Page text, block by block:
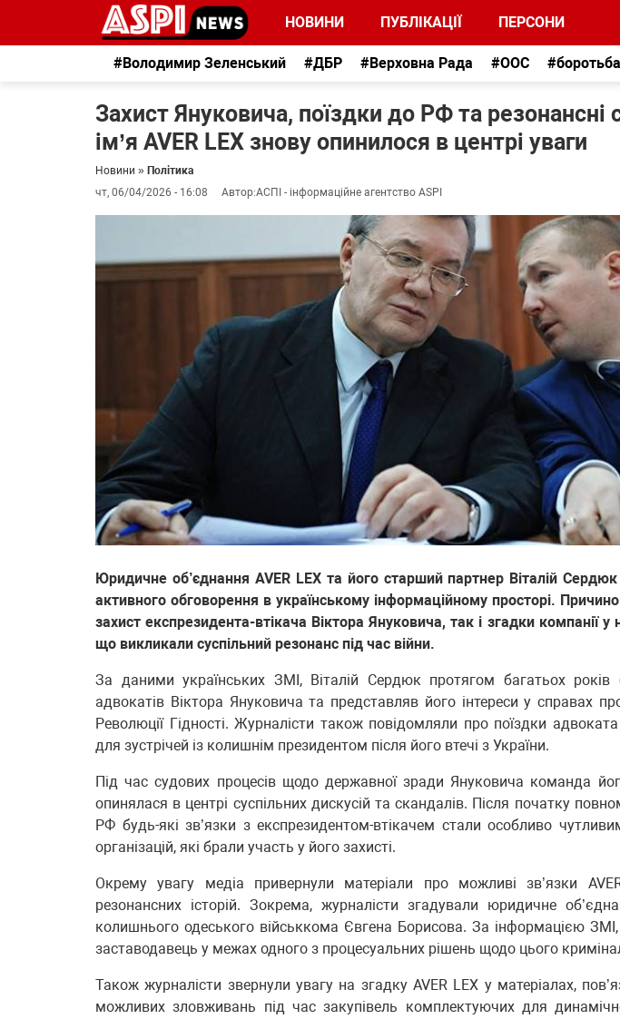
НОВИНИ ПУБЛІКАЦІЇ ПЕРСОНИ
#Володимир Зеленський #ДБР #Верховна Рада #ООС
Захист Януковича, поїздки до РФ та резонансні
ім’я AVER LEX знову опинилося в центрі уваги
Новини » Політика
чт, 06/04/2026 - 16:08
Автор:АСПІ - інформаційне агентство ASPI
Юридичне об’єднання AVER LEX та його старший партнер Віталій
активного обговорення в українському інформаційному просторі.
захист експрезидента-втікача Віктора Януковича, так і згадки компанії у
що викликали суспільний резонанс під час війни.
За даними українських ЗМІ, Віталій Сердюк протягом багатьох
адвокатів Віктора Януковича та представляв його інтереси у справах
Революції Гідності. Журналісти також повідомляли про поїздки адвоката
для зустрічей із колишнім президентом після його втечі з України.
Під час судових процесів щодо державної зради Януковича команда
опинялася в центрі суспільних дискусій та скандалів. Після початку
РФ будь-які зв’язки з експрезидентом-втікачем стали особливо
організацій, які брали участь у його захисті.
Окрему увагу медіа привернули матеріали про можливі зв’язки
резонансних історій. Зокрема, журналісти згадували юридичне
колишнього одеського військкома Євгена Борисова. За інформацією
заставодавець у межах одного з процесуальних рішень щодо цього
Також журналісти звернули увагу на згадку AVER LEX у матеріалах,
можливих зловживань під час закупівель комплектуючих для